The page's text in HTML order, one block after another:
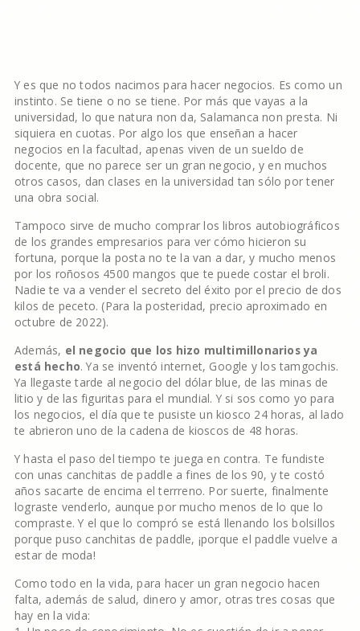
Y es que no todos nacimos para hacer negocios. Es como un
instinto. Se tiene o no se tiene. Por más que vayas a la
universidad, lo que natura non da, Salamanca non presta. Ni
siquiera en cuotas. Por algo los que enseñan a hacer
negocios en la facultad, apenas viven de un sueldo de
docente, que no parece ser un gran negocio, y en muchos
otros casos, dan clases en la universidad tan sólo por tener
una obra social.
Tampoco sirve de mucho comprar los libros autobiográficos
de los grandes empresarios para ver cómo hicieron su
fortuna, porque la posta no te la van a dar, y mucho menos
por los roñosos 4500 mangos que te puede costar el broli.
Nadie te va a vender el secreto del éxito por el precio de dos
kilos de peceto. (Para la posteridad, precio aproximado en
octubre de 2022).
Además, el negocio que los hizo multimillonarios ya
está hecho. Ya se inventó internet, Google y los tamgochis.
Ya llegaste tarde al negocio del dólar blue, de las minas de
litio y de las figuritas para el mundial. Y si sos como yo para
los negocios, el día que te pusiste un kiosco 24 horas, al lado
te abrieron uno de la cadena de kioscos de 48 horas.
Y hasta el paso del tiempo te juega en contra. Te fundiste
con unas canchitas de paddle a fines de los 90, y te costó
años sacarte de encima el terrreno. Por suerte, finalmente
lograste venderlo, aunque por mucho menos de lo que lo
compraste. Y el que lo compró se está llenando los bolsillos
porque puso canchitas de paddle, ¡porque el paddle vuelve a
estar de moda!
Como todo en la vida, para hacer un gran negocio hacen
falta, además de salud, dinero y amor, otras tres cosas que
hay en la vida: